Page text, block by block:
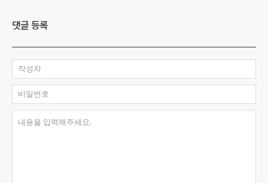
댓글 등록
작성자
비밀번호
내용을 입력해주세요.